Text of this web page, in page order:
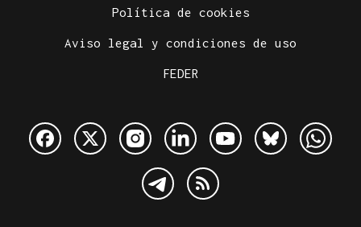
Política de cookies
Aviso legal y condiciones de uso
FEDER